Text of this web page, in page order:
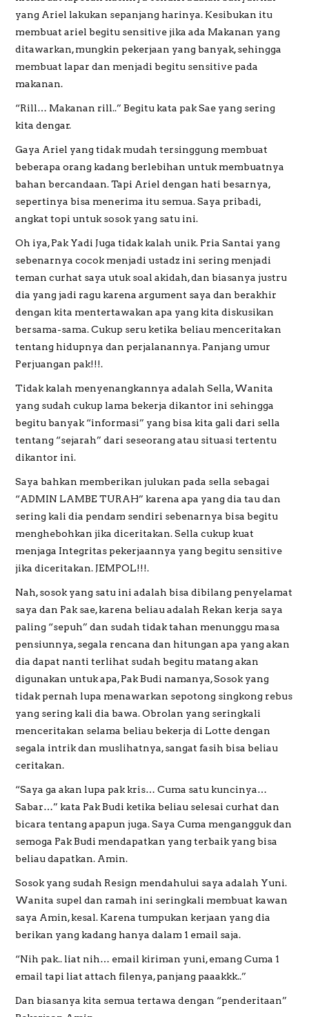
yang Ariel lakukan sepanjang harinya. Kesibukan itu
membuat ariel begitu sensitive jika ada Makanan yang
ditawarkan, mungkin pekerjaan yang banyak, sehingga
membuat lapar dan menjadi begitu sensitive pada
makanan.
“Rill… Makanan rill..” Begitu kata pak Sae yang sering
kita dengar.
Gaya Ariel yang tidak mudah tersinggung membuat
beberapa orang kadang berlebihan untuk membuatnya
bahan bercandaan. Tapi Ariel dengan hati besarnya,
sepertinya bisa menerima itu semua. Saya pribadi,
angkat topi untuk sosok yang satu ini.
Oh iya, Pak Yadi Juga tidak kalah unik. Pria Santai yang
sebenarnya cocok menjadi ustadz ini sering menjadi
teman curhat saya utuk soal akidah, dan biasanya justru
dia yang jadi ragu karena argument saya dan berakhir
dengan kita mentertawakan apa yang kita diskusikan
bersama-sama. Cukup seru ketika beliau menceritakan
tentang hidupnya dan perjalanannya. Panjang umur
Perjuangan pak!!!.
Tidak kalah menyenangkannya adalah Sella, Wanita
yang sudah cukup lama bekerja dikantor ini sehingga
begitu banyak “informasi” yang bisa kita gali dari sella
tentang “sejarah” dari seseorang atau situasi tertentu
dikantor ini.
Saya bahkan memberikan julukan pada sella sebagai
“ADMIN LAMBE TURAH” karena apa yang dia tau dan
sering kali dia pendam sendiri sebenarnya bisa begitu
menghebohkan jika diceritakan. Sella cukup kuat
menjaga Integritas pekerjaannya yang begitu sensitive
jika diceritakan. JEMPOL!!!.
Nah, sosok yang satu ini adalah bisa dibilang penyelamat
saya dan Pak sae, karena beliau adalah Rekan kerja saya
paling “sepuh” dan sudah tidak tahan menunggu masa
pensiunnya, segala rencana dan hitungan apa yang akan
dia dapat nanti terlihat sudah begitu matang akan
digunakan untuk apa, Pak Budi namanya, Sosok yang
tidak pernah lupa menawarkan sepotong singkong rebus
yang sering kali dia bawa. Obrolan yang seringkali
menceritakan selama beliau bekerja di Lotte dengan
segala intrik dan muslihatnya, sangat fasih bisa beliau
ceritakan.
“Saya ga akan lupa pak kris… Cuma satu kuncinya…
Sabar…” kata Pak Budi ketika beliau selesai curhat dan
bicara tentang apapun juga. Saya Cuma mengangguk dan
semoga Pak Budi mendapatkan yang terbaik yang bisa
beliau dapatkan. Amin.
Sosok yang sudah Resign mendahului saya adalah Yuni.
Wanita supel dan ramah ini seringkali membuat kawan
saya Amin, kesal. Karena tumpukan kerjaan yang dia
berikan yang kadang hanya dalam 1 email saja.
“Nih pak.. liat nih… email kiriman yuni, emang Cuma 1
email tapi liat attach filenya, panjang paaakkk..”
Dan biasanya kita semua tertawa dengan “penderitaan”